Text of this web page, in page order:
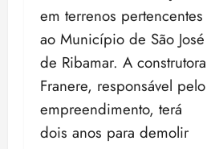
em terrenos pertencentes
ao Município de São José
de Ribamar. A construtora
Franere, responsável pelo
empreendimento, terá
dois anos para demolir